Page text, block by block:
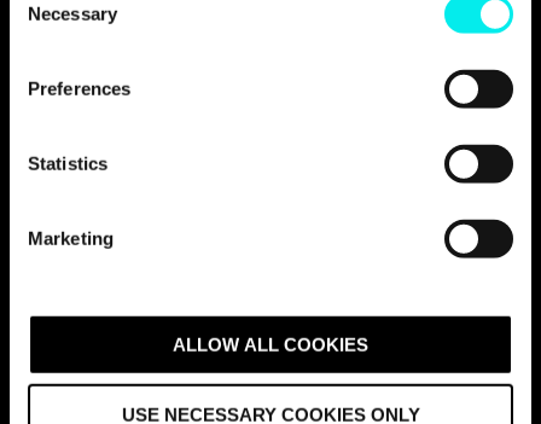
Necessary
Preferences
Statistics
Marketing
ALLOW ALL COOKIES
USE NECESSARY COOKIES ONLY
modulär arkitektur. Detta möjliggör att:
webbsidor utifrån fördefinierade mallar
flexibla alternativ för att in-house kunna